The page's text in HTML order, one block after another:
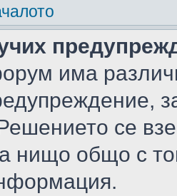
има
се
нищо общо с